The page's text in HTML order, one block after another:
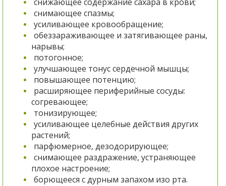
снимающее спазмы;
усиливающее кровообращение;
обеззараживающее и затягивающее раны,
нарывы;
потогонное;
улучшающее тонус сердечной мышцы;
повышающее потенцию;
расширяющее периферийные сосуды:
согревающее;
тонизирующее;
усиливающее целебные действия других
растений;
парфюмерное, дезодорирующее;
снимающее раздражение, устраняющее
плохое настроение;
борющееся с дурным запахом изо рта.